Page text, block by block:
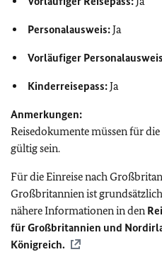
Personalausweis:Ja
Vorläufiger
Kinderreisepass:Ja
Anmerkungen:
Reisedokumente müssen für
gültig sein.
Für die Einreise nach
Großbritannien ist
nähere Informationen in den
für Großbritannien und
Königreich.